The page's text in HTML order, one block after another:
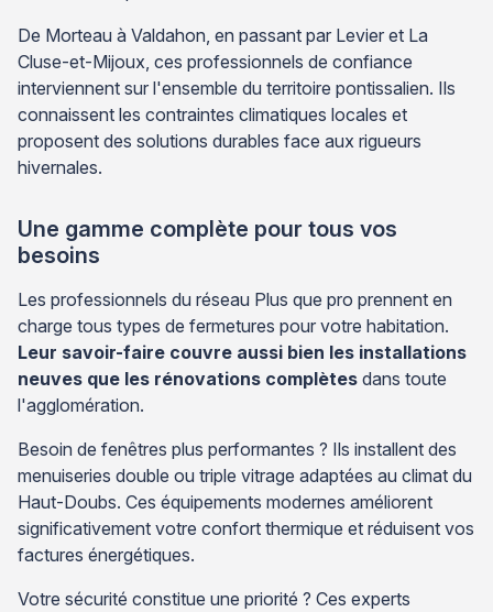
De Morteau à Valdahon, en passant par Levier et La
Cluse-et-Mijoux, ces professionnels de confiance
interviennent sur l'ensemble du territoire pontissalien. Ils
connaissent les contraintes climatiques locales et
proposent des solutions durables face aux rigueurs
hivernales.
Une gamme complète pour tous vos
besoins
Les professionnels du réseau Plus que pro prennent en
charge tous types de fermetures pour votre habitation.
Leur savoir-faire couvre aussi bien les installations
neuves que les rénovations complètes dans toute
l'agglomération.
Besoin de fenêtres plus performantes ? Ils installent des
menuiseries double ou triple vitrage adaptées au climat du
Haut-Doubs. Ces équipements modernes améliorent
significativement votre confort thermique et réduisent vos
factures énergétiques.
Votre sécurité constitue une priorité ? Ces experts